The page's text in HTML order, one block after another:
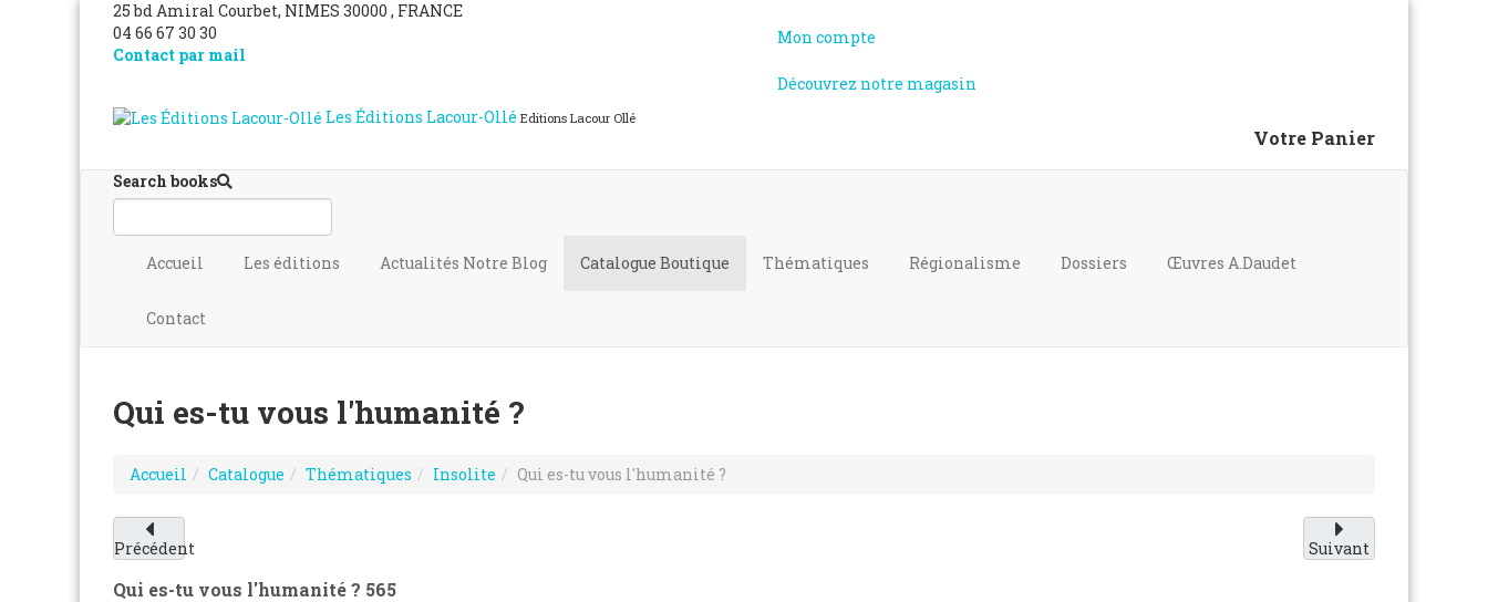
25 bd Amiral Courbet, NIMES 30000 , FRANCE
04 66 67 30 30
Contact par mail
Mon compte
Découvrez notre magasin
Les Éditions Lacour-Ollé Editions Lacour Ollé
Votre Panier
Search books
Accueil Les éditions Actualités Notre Blog Catalogue Boutique Thématiques Régionalisme Dossiers Œuvres A.Daudet
Contact
Qui es-tu vous l'humanité ?
Accueil Catalogue Thématiques Insolite Qui es-tu vous l'humanité ?
Précédent Suivant
Qui es-tu vous l'humanité ? 565